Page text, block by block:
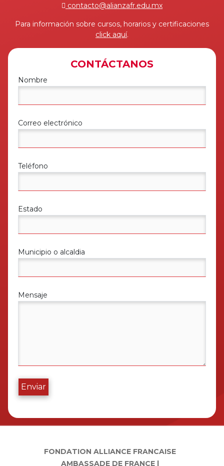
contacto@alianzafr.edu.mx
Para información sobre cursos, horarios y certificaciones
click aquí.
CONTÁCTANOS
Nombre
Correo electrónico
Teléfono
Estado
Municipio o alcaldia
Mensaje
Enviar
FONDATION ALLIANCE FRANCAISE
AMBASSADE DE FRANCE |